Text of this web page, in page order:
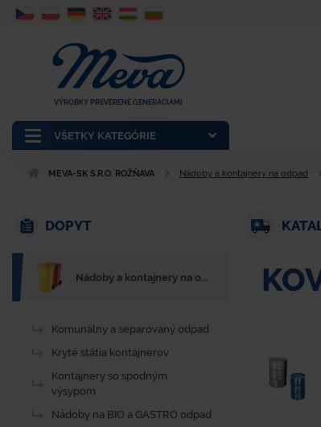
VŠETKY KATEGÓRIE
VÝROBKY PREVERENÉ GENERÁCIAMI
MEVA-SK S.R.O. ROŽŇAVA Nádoby a kontajnery na odpad
DOPYT
Komunálny a separovaný odpad
Kryté státia kontajnerov
Kontajnery so spodným
výsypom
Nádoby na BIO a GASTRO odpad